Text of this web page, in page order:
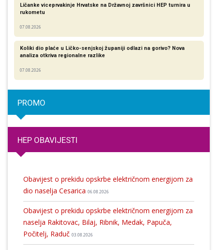
Ličanke viceprvakinje Hrvatske na Državnoj završnici HEP turnira u
rukometu
07.08.2026
Koliki dio plaće u Ličko-senjskoj županiji odlazi na gorivo? Nova
analiza otkriva regionalne razlike​
07.08.2026
PROMO
HEP OBAVIJESTI
Obavijest o prekidu opskrbe električnom energijom za
dio naselja Cesarica 06.08.2026
Obavijest o prekidu opskrbe električnom energijom za
naselja Rakitovac, Bilaj, Ribnik, Medak, Papuča,
Počitelj, Raduč 03.08.2026